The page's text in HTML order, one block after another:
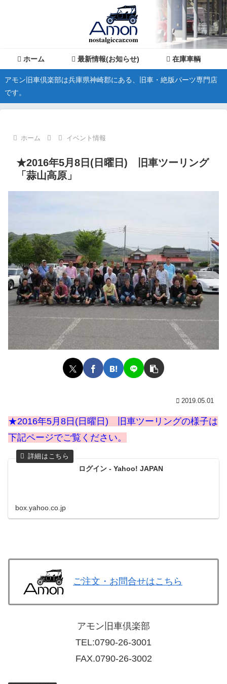
ホーム 最新情報(お知らせ) 在庫車輌
アモン旧車倶楽部は兵庫県神崎郡にある、旧車・絶版パーツ専門店
です。
ホーム イベント情報
★2016年5月8日(日曜日) 旧車ツーリング
「蒜山高原」
2019.05.01
★2016年5月8日(日曜日) 旧車ツーリングの様子は
下記ページでご覧ください。
ログイン - Yahoo! JAPAN
box.yahoo.co.jp
ご注文・お問合せはこちら
アモン旧車倶楽部
TEL:0790-26-3001
FAX.0790-26-3002